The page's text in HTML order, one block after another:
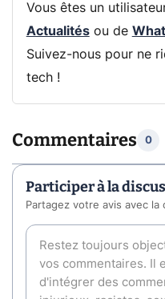
Vous êtes un
Actualitésou de
Suivez-nous pour ne
tech !
Commentaires 0
Participer à la
Partagez votre avis avec la